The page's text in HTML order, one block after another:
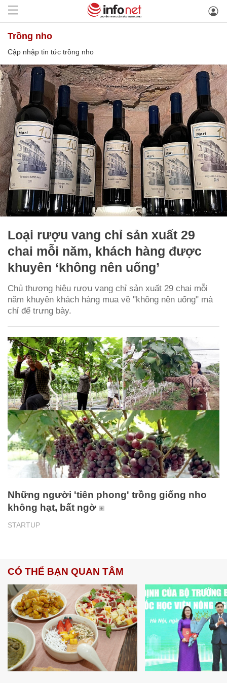
trồng nho
Cập nhập tin tức trồng nho
Loại rượu vang chỉ sản xuất 29
chai mỗi năm, khách hàng được
khuyên ‘không nên uống’
Chủ thương hiệu rượu vang chỉ sản xuất 29 chai mỗi
năm khuyên khách hàng mua về "không nên uống" mà
chỉ để trưng bày.
STARTUP
Những người 'tiên phong' trồng giống nho
không hạt, bất ngờ
CÓ THỂ BẠN QUAN TÂM